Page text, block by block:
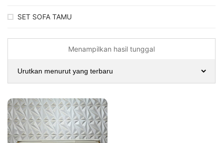
SET SOFA TAMU
Menampilkan hasil tunggal